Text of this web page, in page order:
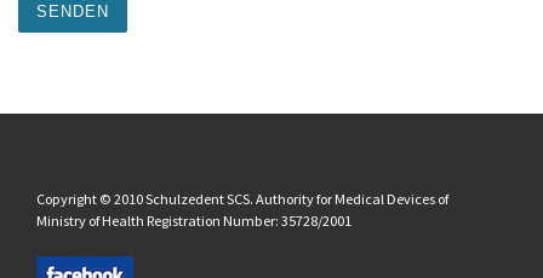
Copyright © 2010 Schulzedent SCS. Authority for Medical Devices of
Ministry of Health Registration Number: 35728/2001